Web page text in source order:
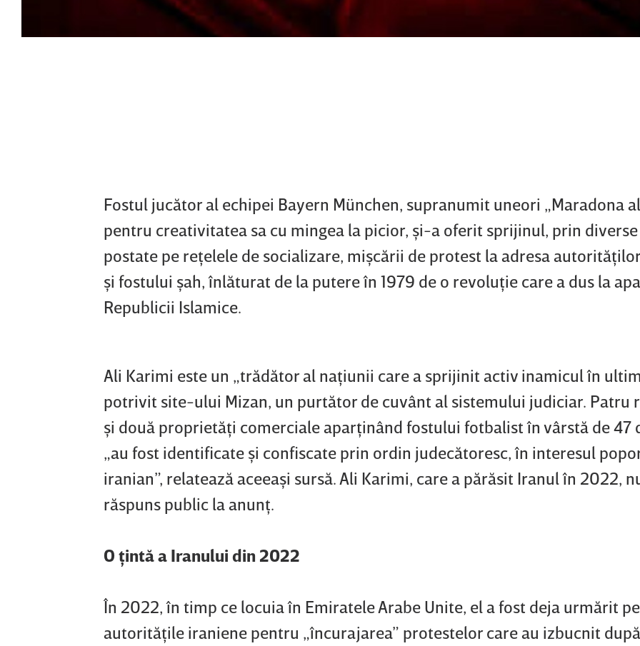
Fostul jucător al echipei Bayern München, supranumit uneori „Maradona
pentru creativitatea sa cu mingea la picior, şi-a oferit sprijinul, prin
postate pe reţelele de socializare, mişcării de protest la adresa
şi fostului şah, înlăturat de la putere în 1979 de o revoluţie care a dus la
Republicii Islamice.
Ali Karimi este un „trădător al naţiunii care a sprijinit activ inamicul în
potrivit site-ului Mizan, un purtător de cuvânt al sistemului judiciar. Patru
şi două proprietăţi comerciale aparţinând fostului fotbalist în vârstă de 47
„au fost identificate şi confiscate prin ordin judecătoresc, în interesul
iranian”, relatează aceeaşi sursă. Ali Karimi, care a părăsit Iranul în 2022,
răspuns public la anunţ.
O ţintă a Iranului din 2022
În 2022, în timp ce locuia în Emiratele Arabe Unite, el a fost deja urmărit
autorităţile iraniene pentru „încurajarea” protestelor care au izbucnit